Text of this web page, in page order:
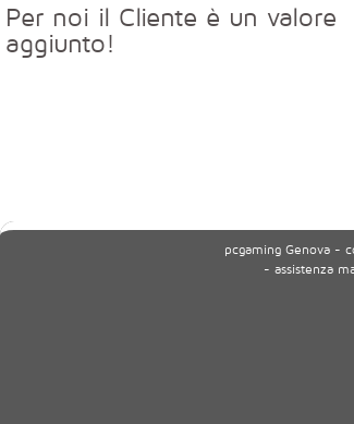
Per noi il Cliente è un valore
aggiunto!
pcgaming Genova -
- assistenza